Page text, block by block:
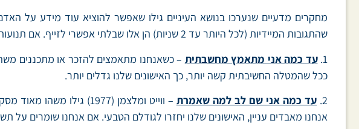
מחקרים מדעיים שנערכו בנושא העיניים גילו שאפשר להוציא עוד מידע על
שהתגובות המיידיות (לכל היותר עד 2 שניות) הן אלו שבלתי אפשרי לזייף. אם תנועות אלה הן מיידיות, בעקבות משהו שעשינו, ניתן לגלות:
1. עד כמה אני מתאמץ מחשבתית
ככל שהמטלה החשיבתית קשה יותר, כך האישונים שלנו גדלים יותר.
2. עד כמה אני שם לב למה שאמרת
– ווייט ומלצמן (1977)
אנחנו מאבדים עניין, האישונים שלנו יחזרו לגודלם הטבעי. אם אנחנו שומרים על